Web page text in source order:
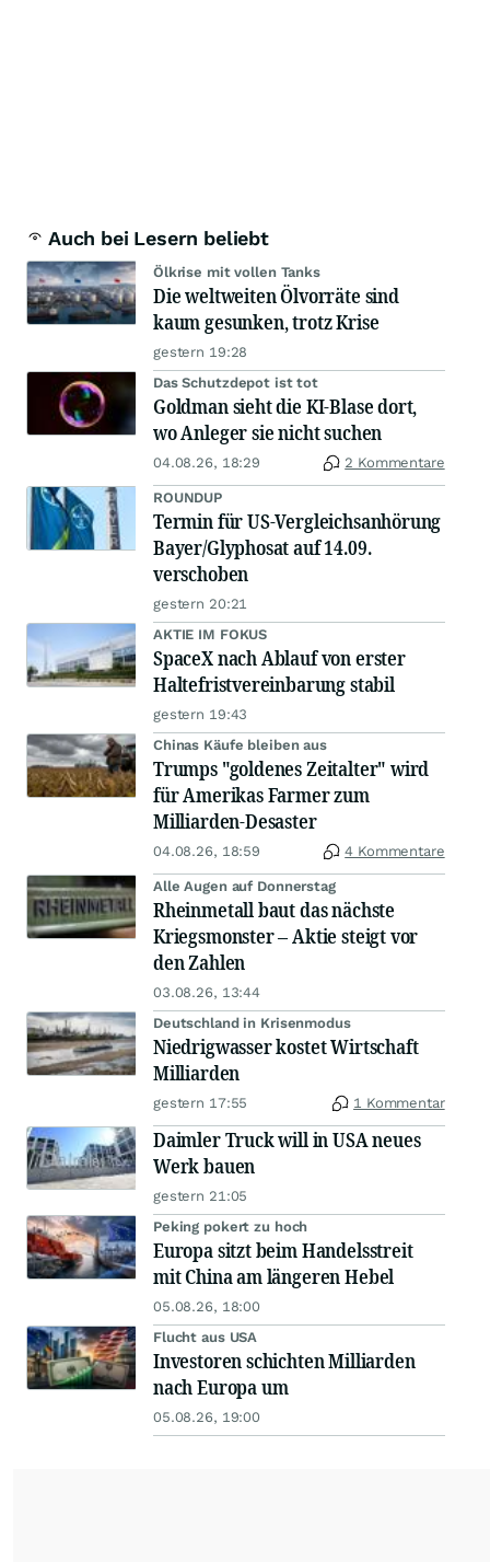
Auch bei Lesern beliebt
Ölkrise mit vollen Tanks
Die weltweiten Ölvorräte sind
kaum gesunken, trotz Krise
gestern 19:28
Das Schutzdepot ist tot
Goldman sieht die KI-Blase dort,
wo Anleger sie nicht suchen
04.08.26, 18:29 2 Kommentare
ROUNDUP
Termin für US-Vergleichsanhörung
Bayer/Glyphosat auf 14.09.
verschoben
gestern 20:21
AKTIE IM FOKUS
SpaceX nach Ablauf von erster
Haltefristvereinbarung stabil
gestern 19:43
Chinas Käufe bleiben aus
Trumps "goldenes Zeitalter" wird
für Amerikas Farmer zum
Milliarden-Desaster
04.08.26, 18:59 4 Kommentare
Alle Augen auf Donnerstag
Rheinmetall baut das nächste
Kriegsmonster – Aktie steigt vor
den Zahlen
03.08.26, 13:44
Deutschland in Krisenmodus
Niedrigwasser kostet Wirtschaft
Milliarden
gestern 17:55 1 Kommentar
Daimler Truck will in USA neues
Werk bauen
gestern 21:05
Peking pokert zu hoch
Europa sitzt beim Handelsstreit
mit China am längeren Hebel
05.08.26, 18:00
Flucht aus USA
Investoren schichten Milliarden
nach Europa um
05.08.26, 19:00